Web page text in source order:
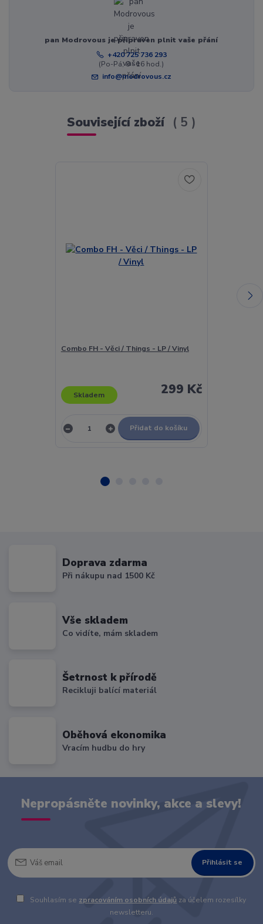
pan Modrovous je připraven plnit vaše přání
+420 725 736 293
(Po-Pá, 8 - 16 hod.)
info@modrovous.cz
Související zboží 5
Combo FH - Věci / Things - LP / Vinyl
299 Kč
Skladem
Přidat do košíku
Doprava zdarma
Při nákupu nad 1500 Kč
Vše skladem
Co vidíte, mám skladem
Šetrnost k přírodě
Recikluji balící materiál
Oběhová ekonomika
Vracím hudbu do hry
Nepropásněte novinky, akce a slevy!
Přihlásit se
Souhlasím se zpracováním osobních údajů za účelem rozesílky
newsletteru.